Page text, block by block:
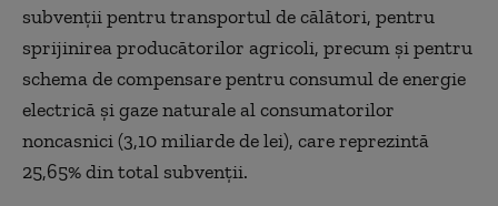
subvenţii pentru transportul de călători, pentru
sprijinirea producătorilor agricoli, precum şi pentru
schema de compensare pentru consumul de energie
electrică şi gaze naturale al consumatorilor
noncasnici (3,10 miliarde de lei), care reprezintă
25,65% din total subvenţii.